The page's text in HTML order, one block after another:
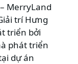
MerryLand
trí Hưng
triển bởi
phát triển
dự án